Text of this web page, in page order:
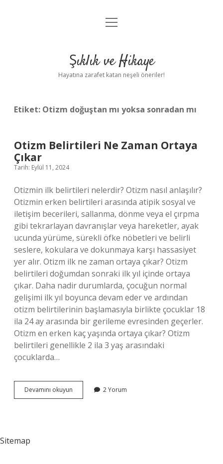
Anasayfa
Yasal Uyarı
menüyü
Şıklık ve Hikaye
Hayatına zarafet katan neşeli öneriler!
Etiket: Otizm doğuştan mı yoksa sonradan mı
Otizm Belirtileri Ne Zaman Ortaya
Çıkar
Tarih: Eylül 11, 2024
Otizmin ilk belirtileri nelerdir? Otizm nasıl anlaşılır?
Otizmin erken belirtileri arasında atipik sosyal ve
iletişim becerileri, sallanma, dönme veya el çırpma
gibi tekrarlayan davranışlar veya hareketler, ayak
ucunda yürüme, sürekli öfke nöbetleri ve belirli
seslere, kokulara ve dokunmaya karşı hassasiyet
yer alır. Otizm ilk ne zaman ortaya çıkar? Otizm
belirtileri doğumdan sonraki ilk yıl içinde ortaya
çıkar. Daha nadir durumlarda, çocuğun normal
gelişimi ilk yıl boyunca devam eder ve ardından
otizm belirtilerinin başlamasıyla birlikte çocuklar 18
ila 24 ay arasında bir gerileme evresinden geçerler.
Otizm en erken kaç yaşında ortaya çıkar? Otizm
belirtileri genellikle 2 ila 3 yaş arasındaki
çocuklarda…
Devamını okuyun
Belirtileri
2 Yorum
Sitemap